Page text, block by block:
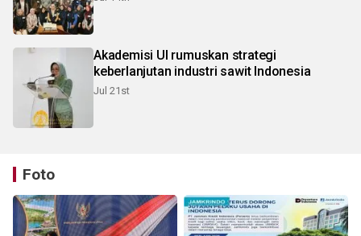
Akademisi UI rumuskan strategi
keberlanjutan industri sawit Indonesia
Jul 21st
Foto